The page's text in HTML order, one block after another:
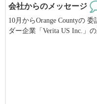
━━━━━━━━━━━━━━
■ 募集職種
━━━━━━━━━━━━━━
会社からのメッセージ
10月からOrange Countyの
ダー企業「Verita US Inc.」